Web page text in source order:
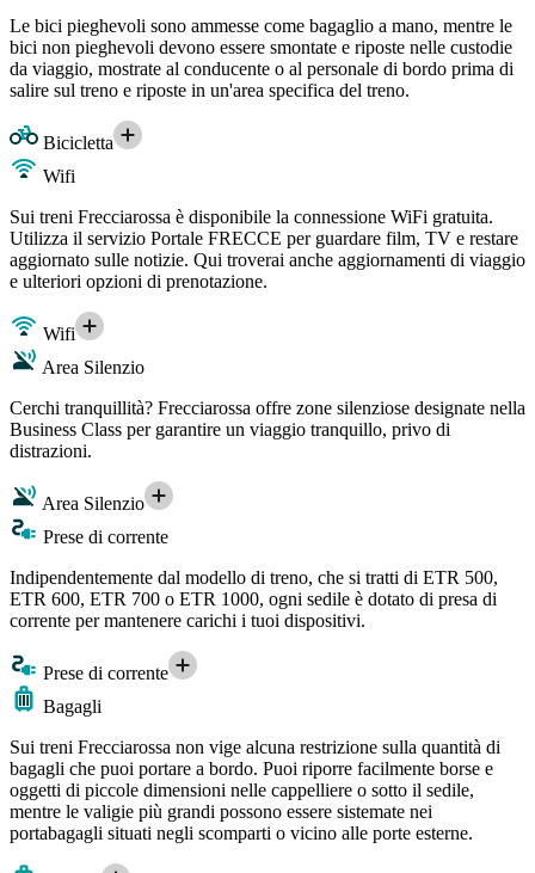
Le bici pieghevoli sono ammesse come bagaglio a mano, mentre le
bici non pieghevoli devono essere smontate e riposte nelle custodie
da viaggio, mostrate al conducente o al personale di bordo prima di
salire sul treno e riposte in un'area specifica del treno.
Bicicletta
Wifi
Sui treni Frecciarossa è disponibile la connessione WiFi gratuita.
Utilizza il servizio Portale FRECCE per guardare film, TV e restare
aggiornato sulle notizie. Qui troverai anche aggiornamenti di viaggio
e ulteriori opzioni di prenotazione.
Wifi
Area Silenzio
Cerchi tranquillità? Frecciarossa offre zone silenziose designate nella
Business Class per garantire un viaggio tranquillo, privo di
distrazioni.
Area Silenzio
Prese di corrente
Indipendentemente dal modello di treno, che si tratti di ETR 500,
ETR 600, ETR 700 o ETR 1000, ogni sedile è dotato di presa di
corrente per mantenere carichi i tuoi dispositivi.
Prese di corrente
Bagagli
Sui treni Frecciarossa non vige alcuna restrizione sulla quantità di
bagagli che puoi portare a bordo. Puoi riporre facilmente borse e
oggetti di piccole dimensioni nelle cappelliere o sotto il sedile,
mentre le valigie più grandi possono essere sistemate nei
portabagagli situati negli scomparti o vicino alle porte esterne.